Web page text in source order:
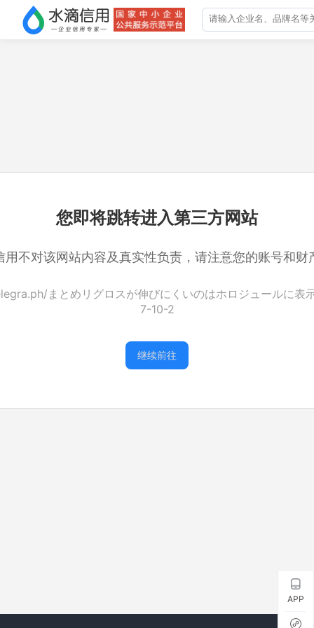
您即将跳转进入第三方网站
用不对该网站内容及真实性负责，请注意您的账号和财
まとめリグロスが伸びにくいのはホロジュールに表
7-10-2
继续前往
APP